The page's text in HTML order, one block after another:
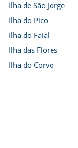
Ilha de São Jorge
Ilha do Pico
Ilha do Faial
Ilha das Flores
Ilha do Corvo